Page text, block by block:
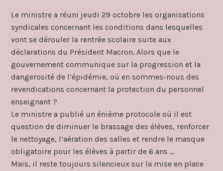
Le ministre a réuni jeudi 29 octobre les organisations
syndicales concernant les conditions dans lesquelles
vont se dérouler la rentrée scolaire suite aux
déclarations du Président Macron. Alors que le
gouvernement communique sur la progression et la
dangerosité de l’épidémie, où en sommes-nous des
revendications concernant la protection du personnel
enseignant ?
Le ministre a publié un énième protocole où il est
question de diminuer le brassage des élèves, renforcer
le nettoyage, l’aération des salles et rendre le masque
obligatoire pour les élèves à partir de 6 ans …
Mais, il reste toujours silencieux sur la mise en place